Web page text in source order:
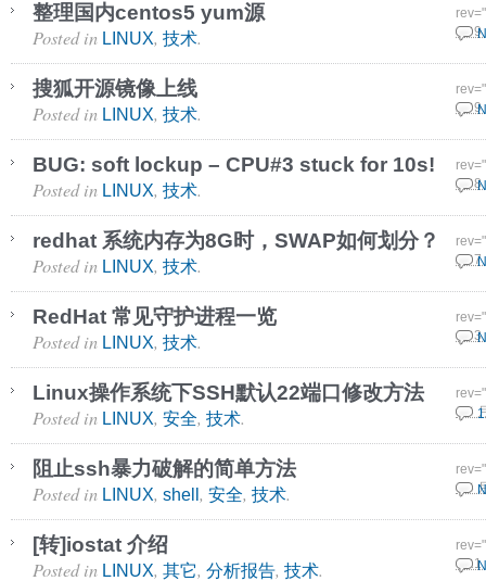
整理国内centos5 yum源
30 9
Posted in LINUX, 技术.
搜狐开源镜像上线
25 9
Posted in LINUX, 技术.
BUG: soft lockup – CPU#3 stuck for 10s!
20 8
Posted in LINUX, 技术.
redhat 系统内存为8G时，SWAP如何划分？
27 7
Posted in LINUX, 技术.
RedHat 常见守护进程一览
11 3
Posted in LINUX, 技术.
Linux操作系统下SSH默认22端口修改方法
6 3
Posted in LINUX, 安全, 技术.
阻止ssh暴力破解的简单方法
5 3
Posted in LINUX, shell, 安全, 技术.
[转]iostat 介绍
3 11
Posted in LINUX, 其它, 分析报告, 技术.